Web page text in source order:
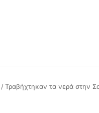
/Τραβήχτηκαν τα νερά στην